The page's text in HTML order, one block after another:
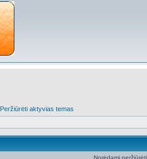
Peržiūrėti aktyvias temas
Norėdami